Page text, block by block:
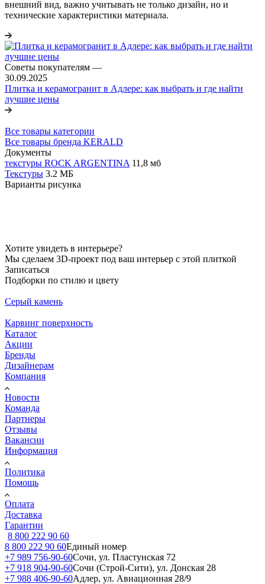
внешний вид, важно учитывать не только дизайн, но и
технические характеристики материала.
Советы покупателям —
30.09.2025
Плитка и керамогранит в Адлере: как выбрать и где найти
лучшие цены
Все товары категории
Все товары бренда KERALD
Документы
текстуры ROCK ARGENTINA 11,8 мб
Текстуры 3.2 МБ
Варианты рисунка
Хотите увидеть в интерьере?
Мы сделаем 3D-проект под ваш интерьер с этой плиткой
Записаться
Подборки по стилю и цвету
Серый камень
Карвинг поверхность
Каталог
Акции
Бренды
Дизайнерам
Компания
Новости
Команда
Партнеры
Отзывы
Вакансии
Информация
Политика
Помощь
Оплата
Доставка
Гарантии
8 800 222 90 60
8 800 222 90 60Единый номер
+7 989 756-90-60Сочи, ул. Пластунская 72
+7 918 904-90-60Сочи (Строй-Сити), ул. Донская 28
+7 988 406-90-60Адлер, ул. Авиационная 28/9